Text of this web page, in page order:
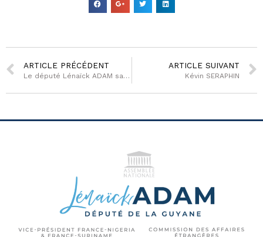
ARTICLE PRÉCÉDENT
Le député Lénaïck ADAM salue l’augmentation des dotations de l’État aux collectivités locales de Guyane
ARTICLE SUIVANT
Kévin SERAPHIN